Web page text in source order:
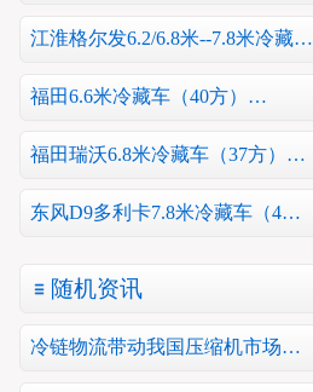
江淮格尔发6.2/6.8米--7.8米冷藏…
福田6.6米冷藏车（40方）…
福田瑞沃6.8米冷藏车（37方）…
东风D9多利卡7.8米冷藏车（4…
随机资讯
冷链物流带动我国压缩机市场…